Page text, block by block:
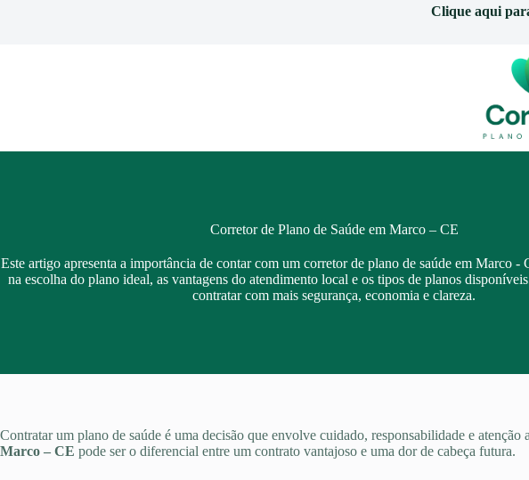
Clique aqui
Corretor de Plano de Saúde em Marco – CE
Este artigo apresenta a importância de contar com um corretor de plano de saúde em Marco -
na escolha do plano ideal, as vantagens do atendimento local e os tipos de planos
contratar com mais segurança, economia e clareza.
Contratar um plano de saúde é uma decisão que envolve cuidado, responsabilidade e
Marco – CE pode ser o diferencial entre um contrato vantajoso e uma dor de cabeça futura.